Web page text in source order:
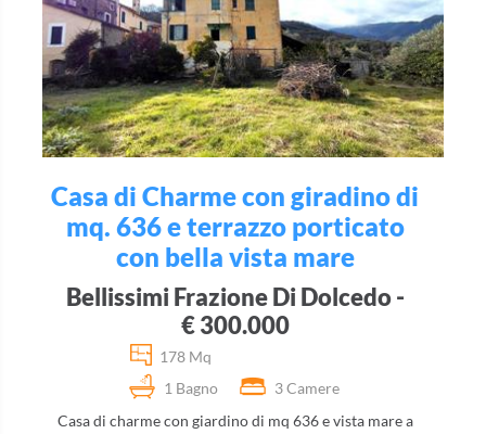
Casa di Charme con giradino di
mq. 636 e terrazzo porticato
con bella vista mare
Bellissimi Frazione Di Dolcedo -
€ 300.000
178 Mq
1 Bagno
3 Camere
Casa di charme con giardino di mq 636 e vista mare a